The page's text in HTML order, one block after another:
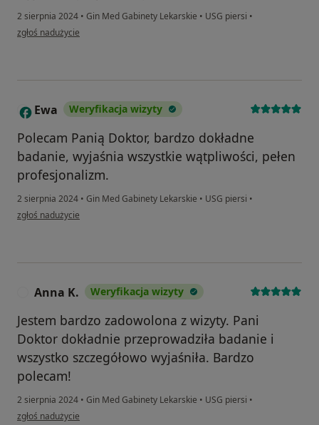
2 sierpnia 2024 • Gin Med Gabinety Lekarskie • USG piersi •
w opinii użytkownika Justyna
zgłoś nadużycie
E Ewa Weryfikacja wizyty
Polecam Panią Doktor, bardzo dokładne
badanie, wyjaśnia wszystkie wątpliwości, pełen
profesjonalizm.
2 sierpnia 2024 • Gin Med Gabinety Lekarskie • USG piersi •
w opinii użytkownika Ewa
zgłoś nadużycie
Anna K. Weryfikacja wizyty
Jestem bardzo zadowolona z wizyty. Pani
Doktor dokładnie przeprowadziła badanie i
wszystko szczegółowo wyjaśniła. Bardzo
polecam!
2 sierpnia 2024 • Gin Med Gabinety Lekarskie • USG piersi •
w opinii użytkownika Anna K.
zgłoś nadużycie